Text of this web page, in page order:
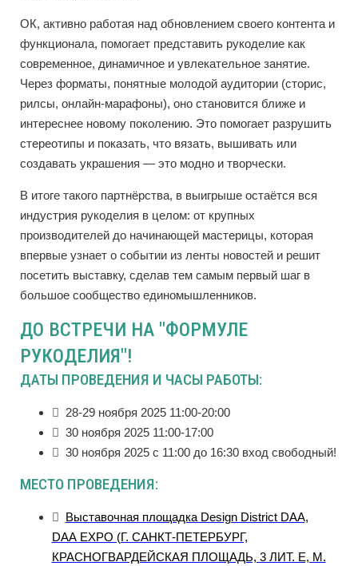
ОК, активно работая над обновлением своего контента и
функционала, помогает представить рукоделие как
современное, динамичное и увлекательное занятие.
Через форматы, понятные молодой аудитории (сторис,
рилсы, онлайн-марафоны), оно становится ближе и
интереснее новому поколению. Это помогает разрушить
стереотипы и показать, что вязать, вышивать или
создавать украшения — это модно и творчески.
В итоге такого партнёрства, в выигрыше остаётся вся
индустрия рукоделия в целом: от крупных
производителей до начинающей мастерицы, которая
впервые узнает о событии из ленты новостей и решит
посетить выставку, сделав тем самым первый шаг в
большое сообщество единомышленников.
ДО ВСТРЕЧИ НА "ФОРМУЛЕ
РУКОДЕЛИЯ"!
ДАТЫ ПРОВЕДЕНИЯ И ЧАСЫ РАБОТЫ:
28-29 ноября 2025 11:00-20:00
30 ноября 2025 11:00-17:00
30 ноября 2025 с 11:00 до 16:30 вход свободный!
МЕСТО ПРОВЕДЕНИЯ:
Выставочная площадка Design District DAA,
DAA EXPO (Г. САНКТ-ПЕТЕРБУРГ,
КРАСНОГВАРДЕЙСКАЯ ПЛОЩАДЬ, 3 ЛИТ. Е, М.